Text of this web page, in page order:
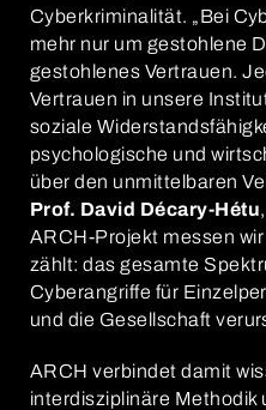
Cyberkriminalität. „Bei
mehr nur um gestohlene
gestohlenes Vertrauen.
Vertrauen in unsere
soziale
psychologische und
über den unmittelbaren
Prof. David Décary-Hétu
ARCH-Projekt messen
zählt: das gesamte
Cyberangriffe für
und die Gesellschaft
ARCH verbindet damit
interdisziplinäre Methodik